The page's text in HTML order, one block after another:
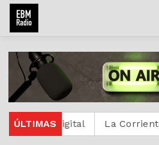
ÚLTIMAS
Digital La Corriente